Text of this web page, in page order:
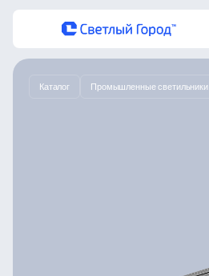
Каталог Промышленные светильники